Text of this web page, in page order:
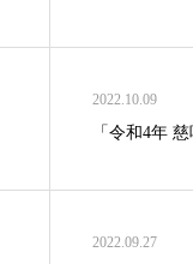
2022.10.09
「令和4年
2022.09.27